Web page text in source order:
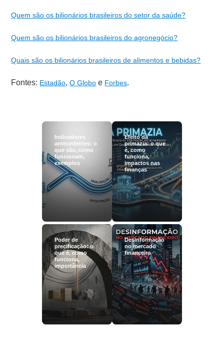
Quem são os bilionários brasileiros do setor da saúde?
Quem são os bilionários brasileiros do agronegócio?
Quais são os bilionários brasileiros de alimentos e bebidas?
Fontes: Estadão,O Globo e Forbes.
Indicadores
antecedentes: o
que são, como
funcionam,
exemplos
Efeito da
primazia: o que
é, como
funciona,
impactos nas
finanças
Poder de
precificação: o
que é, como
funciona,
importância
Desinformação
no mercado
financeiro